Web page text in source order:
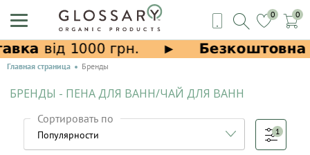
0 0
Главная страница Бренды
БРЕНДЫ - ПЕНА ДЛЯ ВАНН/ЧАЙ ДЛЯ ВАНН
Сортировать по
1